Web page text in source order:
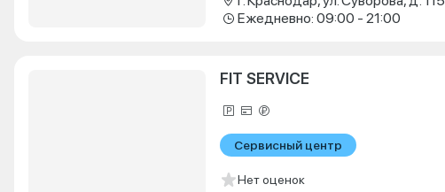
Ежедневно: 09:00 - 21:00
FIT SERVICE
Сервисный центр
Нет оценок